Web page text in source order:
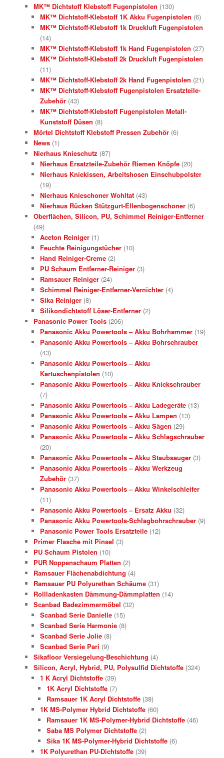
MK™ Dichtstoff Klebstoff Fugenpistolen (130)
MK™ Dichtstoff-Klebstoff 1K Akku Fugenpistolen (6)
MK™ Dichtstoff-Klebstoff 1k Druckluft Fugenpistolen
(14)
MK™ Dichtstoff-Klebstoff 1k Hand Fugenpistolen (27)
MK™ Dichtstoff-Klebstoff 2k Druckluft Fugenpistolen
(11)
MK™ Dichtstoff-Klebstoff 2k Hand Fugenpistolen (21)
MK™ Dichtstoff-Klebstoff Fugenpistolen Ersatzteile-
Zubehör (43)
MK™ Dichtstoff-Klebstoff Fugenpistolen Metall-
Kunststoff Düsen (8)
Mörtel Dichtstoff Klebstoff Pressen Zubehör (6)
News (1)
Nierhaus Knieschutz (87)
Nierhaus Ersatzteile-Zubehör Riemen Knöpfe (20)
Nierhaus Kniekissen, Arbeitshosen Einschubpolster
(19)
Nierhaus Knieschoner Wohltat (43)
Nierhaus Rücken Stützgurt-Ellenbogenschoner (6)
Oberflächen, Silicon, PU, Schimmel Reiniger-Entferner
(49)
Aceton Reiniger (1)
Feuchte Reinigungstücher (10)
Hand Reiniger-Creme (2)
PU Schaum Entferner-Reiniger (3)
Ramsauer Reiniger (24)
Schimmel Reiniger-Entferner-Vernichter (4)
Sika Reiniger (8)
Silikondichtstoff Löser-Entferner (2)
Panasonic Power Tools (206)
Panasonic Akku Powertools – Akku Bohrhammer (19)
Panasonic Akku Powertools – Akku Bohrschrauber
(43)
Panasonic Akku Powertools – Akku
Kartuschenpistolen (10)
Panasonic Akku Powertools – Akku Knickschrauber
(7)
Panasonic Akku Powertools – Akku Ladegeräte (13)
Panasonic Akku Powertools – Akku Lampen (13)
Panasonic Akku Powertools – Akku Sägen (29)
Panasonic Akku Powertools – Akku Schlagschrauber
(20)
Panasonic Akku Powertools – Akku Staubsauger (3)
Panasonic Akku Powertools – Akku Werkzeug
Zubehör (37)
Panasonic Akku Powertools – Akku Winkelschleifer
(11)
Panasonic Akku Powertools – Ersatz Akku (32)
Panasonic Akku Powertools-Schlagbohrschrauber (9)
Panasonic Power Tools Ersatzteile (12)
Primer Flasche mit Pinsel (3)
PU Schaum Pistolen (10)
PUR Noppenschaum Platten (2)
Ramsauer Flächenabdichtung (4)
Ramsauer PU Polyurethan Schäume (31)
Rollladenkasten Dämmung-Dämmplatten (14)
Scanbad Badezimmermöbel (32)
Scanbad Serie Danielle (15)
Scanbad Serie Harmonie (8)
Scanbad Serie Jolie (8)
Scanbad Serie Pari (9)
Sikafloor Versiegelung-Beschichtung (4)
Silicon, Acryl, Hybrid, PU, Polysulfid Dichtstoffe (324)
1 K Acryl Dichtstoffe (39)
1K Acryl Dichtstoffe (7)
Ramsauer 1K Acryl Dichtstoffe (38)
1K MS-Polymer Hybrid Dichtstoffe (60)
Ramsauer 1K MS-Polymer-Hybrid Dichtstoffe (46)
Saba MS Polymer Dichtstoffe (2)
Sika 1K MS-Polymer-Hybrid Dichtstoffe (6)
1K Polyurethan PU-Dichtstoffe (39)